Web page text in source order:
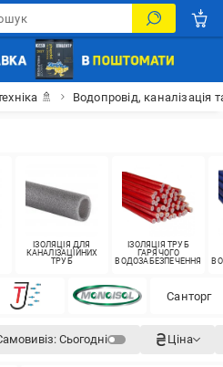
🚿 Водопровід, каналізація
ІЗОЛЯЦІЯ ДЛЯ
КАНАЛІЗАЦІЙНИХ
ТРУБ
ІЗОЛЯЦІЯ ТРУБ
ГАРЯЧОГО
ВОДОЗАБЕЗПЕЧЕННЯ
Санторг
Сьогодні Ціна